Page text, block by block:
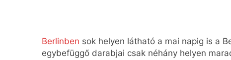
Berlinben sok helyen látható a mai napig is a
egybefüggő darabjai csak néhány helyen